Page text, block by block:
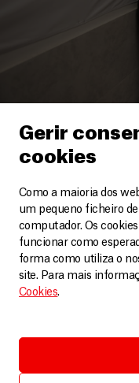
Gerir
cookies
Como a maioria dos
um pequeno ficheiro
computador. Os
funcionar como
forma como utiliza o
site. Para mais
Cookies.
comunidades
Artigos 3 Agosto,
LEIA MAIS